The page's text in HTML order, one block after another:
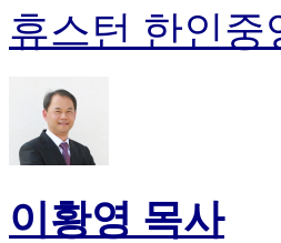
휴스턴 한인중
이황영 목사